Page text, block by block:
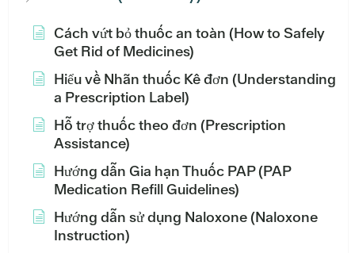
Cách vứt bỏ thuốc an toàn (How to Safely
Get Rid of Medicines)
Hiểu về Nhãn thuốc Kê đơn (Understanding
a Prescription Label)
Hỗ trợ thuốc theo đơn (Prescription
Assistance)
Hướng dẫn Gia hạn Thuốc PAP (PAP
Medication Refill Guidelines)
Hướng dẫn sử dụng Naloxone (Naloxone
Instruction)